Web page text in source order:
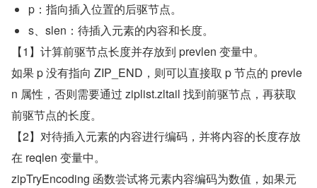
p：指向插入位置的后驱节点。
s、slen：待插入元素的内容和长度。
【1】计算前驱节点长度并存放到 prevlen 变量中。
如果 p 没有指向 ZIP_END，则可以直接取 p 节点的 prevle
n 属性，否则需要通过 ziplist.zltail 找到前驱节点，再获取
前驱节点的长度。
【2】对待插入元素的内容进行编码，并将内容的长度存放
在 reqlen 变量中。
zipTryEncoding 函数尝试将元素内容编码为数值，如果元